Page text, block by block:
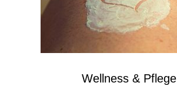
Wellness & Pflege